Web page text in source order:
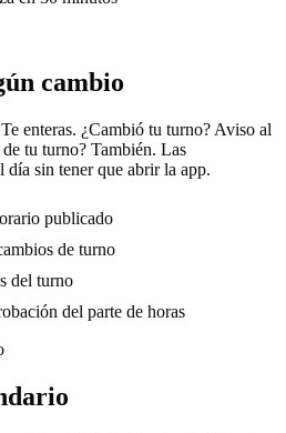
cambio
enteras. ¿Cambió tu turno? Aviso al
tu turno? También. Las
día sin tener que abrir la app.
publicado
de turno
del turno
del parte de horas